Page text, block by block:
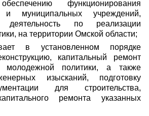
функционирования
и муниципальных учреждений,
деятельность по реализации
на территории Омской области;
в установленном порядке
капитальный ремонт
молодежной политики, а также
изысканий, подготовку
для строительства,
ремонта указанных